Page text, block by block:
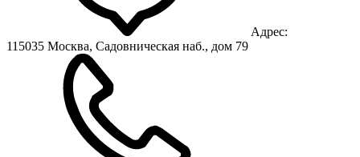
Адрес:
115035 Москва, Садовническая наб., дом 79